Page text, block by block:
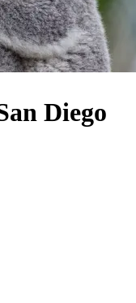
Diego